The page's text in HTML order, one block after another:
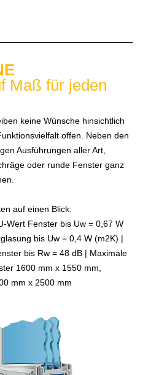
Maß für jeden
keine Wünsche hinsichtlich
offen. Neben den
Ausführungen aller Art,
oder runde Fenster ganz
auf einen Blick:
Wert Fenster bis Uw = 0,67 W
bis Uw = 0,4 W (m2K) |
bis Rw = 48 dB | Maximale
1600 mm x 1550 mm,
mm x 2500 mm